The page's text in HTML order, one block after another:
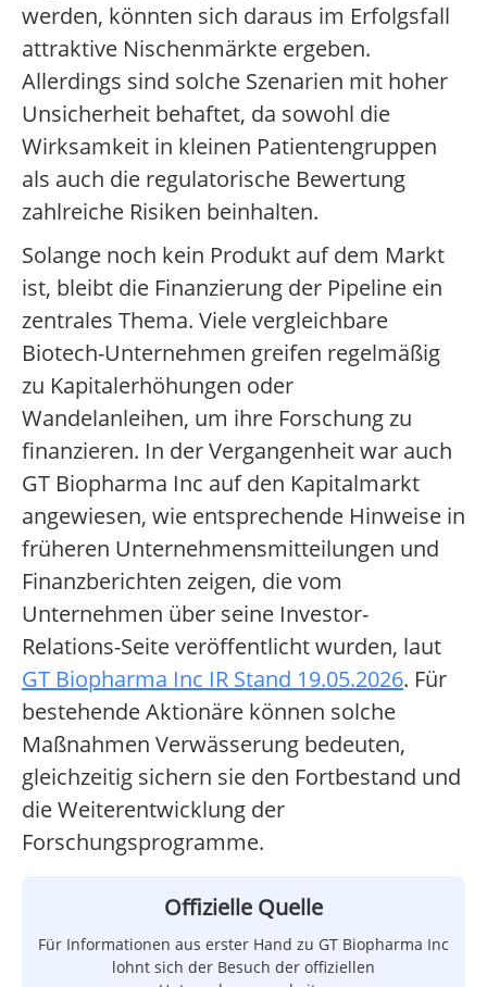
werden, könnten sich daraus im Erfolgsfall
attraktive Nischenmärkte ergeben.
Allerdings sind solche Szenarien mit hoher
Unsicherheit behaftet, da sowohl die
Wirksamkeit in kleinen Patientengruppen
als auch die regulatorische Bewertung
zahlreiche Risiken beinhalten.
Solange noch kein Produkt auf dem Markt
ist, bleibt die Finanzierung der Pipeline ein
zentrales Thema. Viele vergleichbare
Biotech-Unternehmen greifen regelmäßig
zu Kapitalerhöhungen oder
Wandelanleihen, um ihre Forschung zu
finanzieren. In der Vergangenheit war auch
GT Biopharma Inc auf den Kapitalmarkt
angewiesen, wie entsprechende Hinweise in
früheren Unternehmensmitteilungen und
Finanzberichten zeigen, die vom
Unternehmen über seine Investor-
Relations-Seite veröffentlicht wurden, laut
GT Biopharma Inc IR Stand 19.05.2026. Für
bestehende Aktionäre können solche
Maßnahmen Verwässerung bedeuten,
gleichzeitig sichern sie den Fortbestand und
die Weiterentwicklung der
Forschungsprogramme.
Offizielle Quelle
Für Informationen aus erster Hand zu GT Biopharma Inc
lohnt sich der Besuch der offiziellen